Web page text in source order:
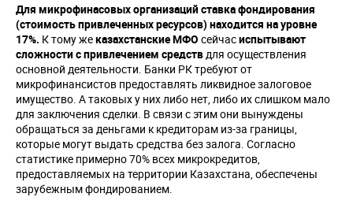
Для микрофинасовых организаций ставка фондирования
(стоимость привлеченных ресурсов) находится на уровне
17%. К тому жеказахстанские МФО сейчасиспытывают
сложности с привлечением средств для осуществления
основной деятельности. Банки РК требуют от
микрофинансистов предоставлять ликвидное залоговое
имущество. А таковых у них либо нет, либо их слишком мало
для заключения сделки. В связи с этим они вынуждены
обращаться за деньгами к кредиторам из-за границы,
которые могут выдать средства без залога. Согласно
статистике примерно 70% всех микрокредитов,
предоставляемых на территории Казахстана, обеспечены
зарубежным фондированием.